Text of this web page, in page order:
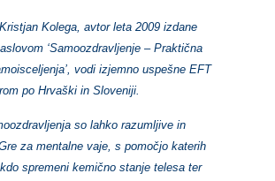
Kristjan Kolega, avtor leta 2009 izdane
‘Samoozdravljenje – Praktična
vodi izjemno uspešne EFT
po Hrvaški in Sloveniji.
so lahko razumljive in
za mentalne vaje, s pomočjo katerih
spremeni kemično stanje telesa ter